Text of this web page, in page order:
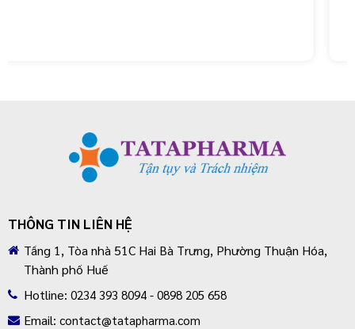
THÔNG TIN LIÊN HỆ
Tầng 1, Tòa nhà 51C Hai Bà Trưng, Phường Thuận Hóa,
Thành phố Huế
Hotline: 0234 393 8094 - 0898 205 658
Email: contact@tatapharma.com